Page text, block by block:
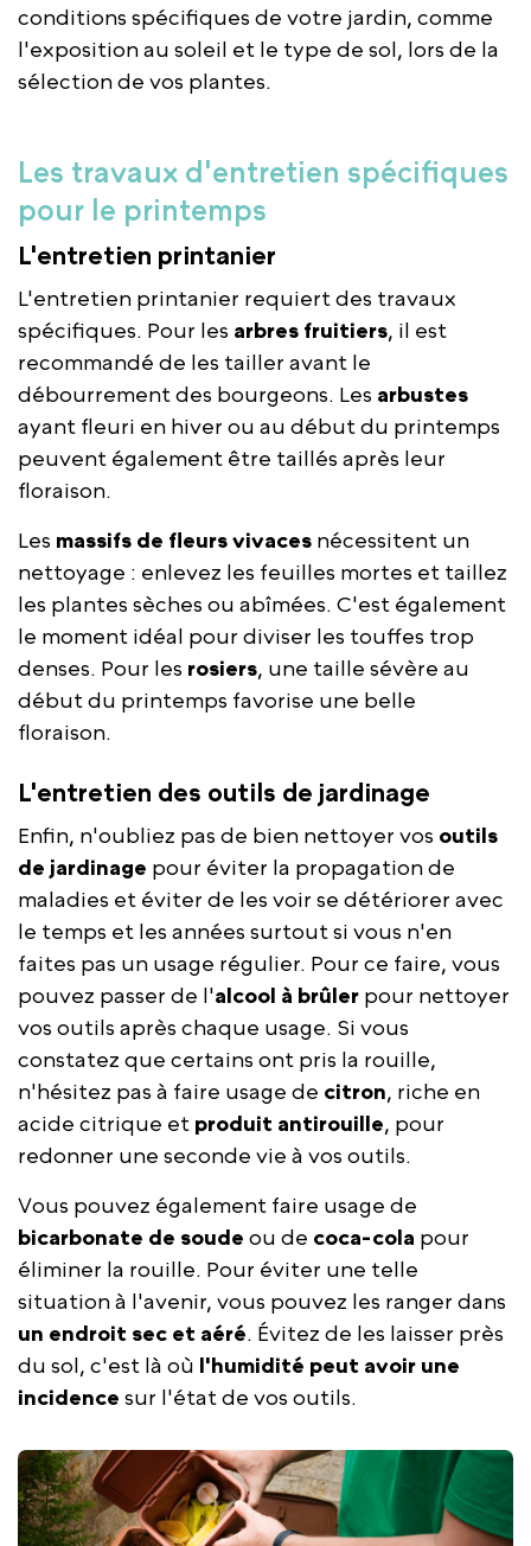
conditions spécifiques de votre jardin, comme
l'exposition au soleil et le type de sol, lors de la
sélection de vos plantes.
Les travaux d'entretien spécifiques
pour le printemps
L'entretien printanier
L'entretien printanier requiert des travaux
spécifiques. Pour les arbres fruitiers, il est
recommandé de les tailler avant le
débourrement des bourgeons. Les arbustes
ayant fleuri en hiver ou au début du printemps
peuvent également être taillés après leur
floraison.
Les massifs de fleurs vivaces nécessitent un
nettoyage : enlevez les feuilles mortes et taillez
les plantes sèches ou abîmées. C'est également
le moment idéal pour diviser les touffes trop
denses. Pour les rosiers, une taille sévère au
début du printemps favorise une belle
floraison.
L'entretien des outils de jardinage
Enfin, n'oubliez pas de bien nettoyer vos outils
de jardinage pour éviter la propagation de
maladies et éviter de les voir se détériorer avec
le temps et les années surtout si vous n'en
faites pas un usage régulier. Pour ce faire, vous
pouvez passer de l'alcool à brûler pour nettoyer
vos outils après chaque usage. Si vous
constatez que certains ont pris la rouille,
n'hésitez pas à faire usage de citron, riche en
acide citrique et produit antirouille, pour
redonner une seconde vie à vos outils.
Vous pouvez également faire usage de
bicarbonate de soude ou de coca-cola pour
éliminer la rouille. Pour éviter une telle
situation à l'avenir, vous pouvez les ranger dans
un endroit sec et aéré. Évitez de les laisser près
du sol, c'est là où l'humidité peut avoir une
incidence sur l'état de vos outils.